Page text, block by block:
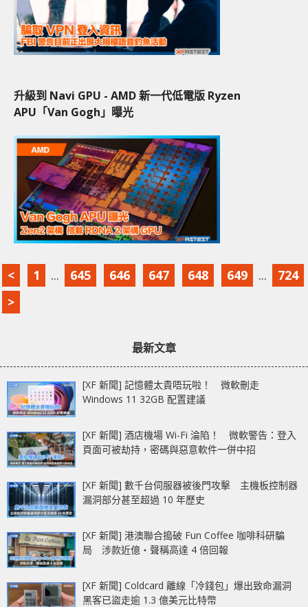
升級到 Navi GPU - AMD 新一代低電版 Ryzen
APU「Van Gogh」曝光
< 1 ... 645 646 647 648 649 ...
724
>
最新文章
[XF 新聞] 記憶體太貴唔玩啦！ 微軟刪走
Windows 11 32GB 配置建議
[XF 新聞] 酒店機場 Wi-Fi 淪陷！ 微軟警告：登入
頁面可被劫持，密碼與惡意軟件一併中招
[XF 新聞] 數千台伺服器被後門攻擊 主機板控制器
漏洞部分甚至超過 10 年歷史
[XF 新聞] 港澳聯合搗破 Fun Coffee 咖啡科研騙
局 涉款近億‧聲稱高達 4 倍回報
[XF 新聞] Coldcard 離線「冷錢包」爆出致命漏洞
黑客已盜走逾 1.3 億美元比特幣